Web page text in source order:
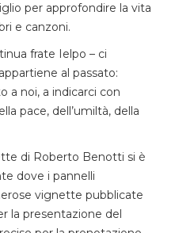
per approfondire la vita
e canzoni.
frate Ielpo – ci
al passato:
a noi, a indicarci con
pace, dell’umiltà, della
di Roberto Benotti si è
dove i pannelli
vignette pubblicate
la presentazione del